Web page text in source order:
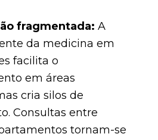
fragmentada: A
da medicina em
facilita o
em áreas
cria silos de
Consultas entre
tornam-se